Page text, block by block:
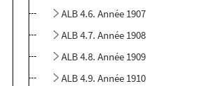
ALB 4.6. Année 1907
ALB 4.7. Année 1908
ALB 4.8. Année 1909
ALB 4.9. Année 1910